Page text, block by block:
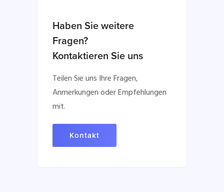
Haben Sie weitere
Fragen?
Kontaktieren Sie uns
Teilen Sie uns Ihre Fragen,
Anmerkungen oder Empfehlungen
mit.
Kontakt